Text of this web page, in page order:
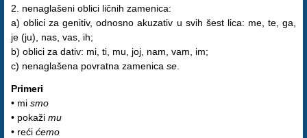
2. nenaglašeni oblici ličnih zamenica:
a) oblici za genitiv, odnosno akuzativ u svih šest lica: me, te, ga,
je (ju), nas, vas, ih;
b) oblici za dativ: mi, ti, mu, joj, nam, vam, im;
c) nenaglašena povratna zamenica se
Primeri
• mi smo
• pokaži mu
• reći ćemo